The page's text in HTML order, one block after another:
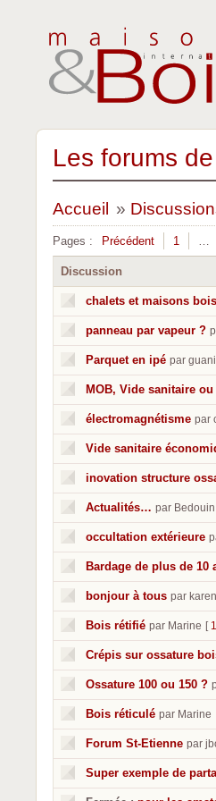
Les forums
Accueil »
Pages : Précédent 1 …
Discussion
chalets et maisons
panneau par vapeur ?
Parquet en ipé par
MOB, Vide sanitaire
électromagnétisme par
Vide sanitaire
inovation structure
Actualités… par Bedouin
occultation extérieure
Bardage de plus de 10
bonjour à tous par karen
Bois rétifié par Marine [ 1
Crépis sur ossature
Ossature 100 ou 150 ?
Bois réticulé par Marine
Forum St-Etienne par
Super exemple de